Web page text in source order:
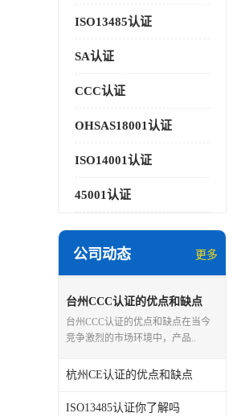
ISO13485认证
SA认证
CCC认证
OHSAS18001认证
ISO14001认证
45001认证
公司动态 更多
台州CCC认证的优点和缺点
台州CCC认证的优点和缺点在当今
竞争激烈的市场环境中，产品..
杭州CE认证的优点和缺点
ISO13485认证你了解吗